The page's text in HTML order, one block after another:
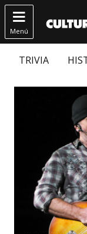

Menú
TRIVIA